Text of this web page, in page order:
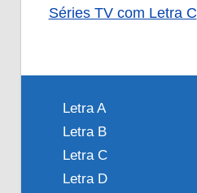
Séries TV com Letra C
Letra A
Letra B
Letra C
Letra D